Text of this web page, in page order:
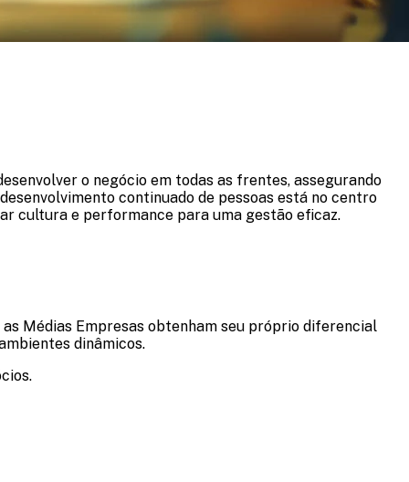
o negócio em todas as frentes, assegurando
continuado de pessoas está no centro
cultura e performance para uma gestão eficaz.
Médias Empresas obtenham seu próprio diferencial
dinâmicos.